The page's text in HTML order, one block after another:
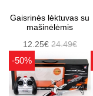
Gaisrinės lėktuvas su
mašinėlėmis
12.25€24.49€
-50%